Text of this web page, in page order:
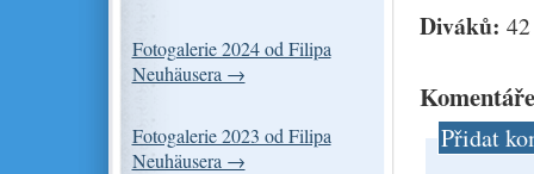
Fotogalerie 2024 od Filipa
Neuhäusera →
Fotogalerie 2023 od Filipa
Neuhäusera →
Diváků: 42
Přidat